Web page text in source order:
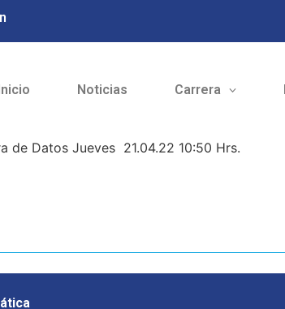
Inicio Noticias Carrera
de Datos Jueves 21.04.22 10:50 Hrs.